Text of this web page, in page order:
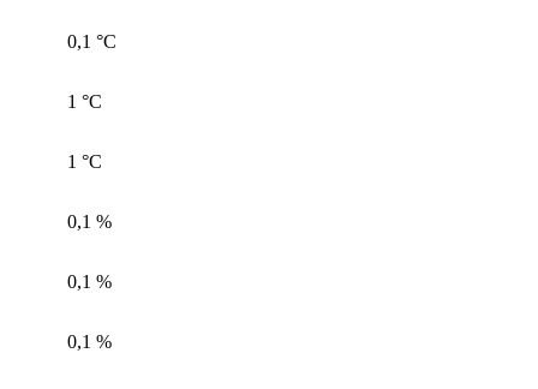
0,1 °С
1 °С
1 °С
0,1 %
0,1 %
0,1 %